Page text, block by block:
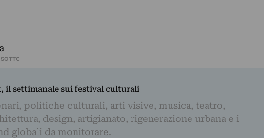
il settimanale sui festival culturali
politiche culturali, arti visive, musica, teatro,
design, artigianato, rigenerazione urbana e i
globali da monitorare.